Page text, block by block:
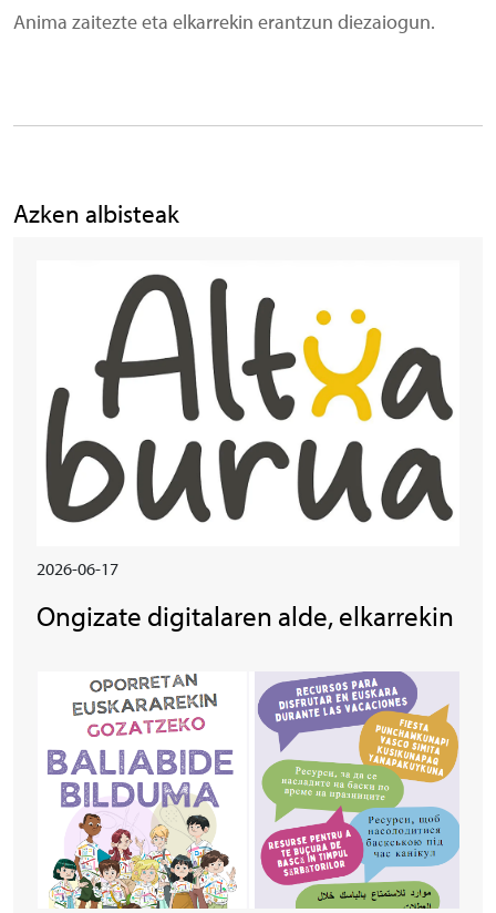
Anima zaitezte eta elkarrekin erantzun diezaiogun.
Azken albisteak
2026-06-17
Ongizate digitalaren alde, elkarrekin